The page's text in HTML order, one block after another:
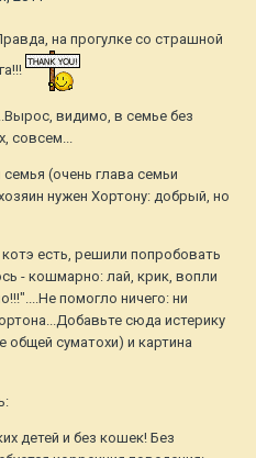
на прогулке со страшной
видимо, в семье без
совсем...
(очень глава семьи
нужен Хортону: добрый, но
есть, решили попробовать
- кошмарно: лай, крик, вопли
помогло ничего: ни
сюда истерику
общей суматохи) и картина
детей и без кошек! Без